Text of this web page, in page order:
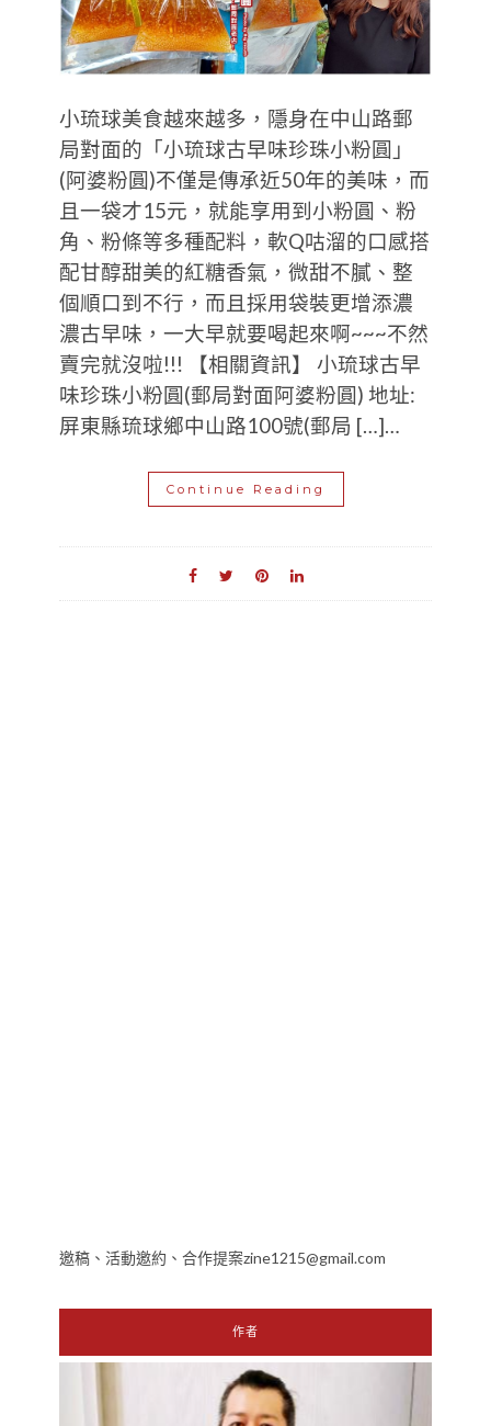
小琉球美食越來越多，隱身在中山路郵
局對面的「小琉球古早味珍珠小粉圓」
(阿婆粉圓)不僅是傳承近50年的美味，而
且一袋才15元，就能享用到小粉圓、粉
角、粉條等多種配料，軟Q咕溜的口感搭
配甘醇甜美的紅糖香氣，微甜不膩、整
個順口到不行，而且採用袋裝更增添濃
濃古早味，一大早就要喝起來啊~~~不然
賣完就沒啦!!! 【相關資訊】 小琉球古早
味珍珠小粉圓(郵局對面阿婆粉圓) 地址:
屏東縣琉球鄉中山路100號(郵局 […]…
Continue Reading
邀稿、活動邀約、合作提案zine1215@gmail.com
作者